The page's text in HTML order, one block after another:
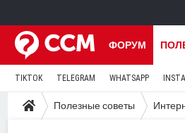
ФОРУМ
TIKTOK TELEGRAM WHATSAPP
Полезные советы